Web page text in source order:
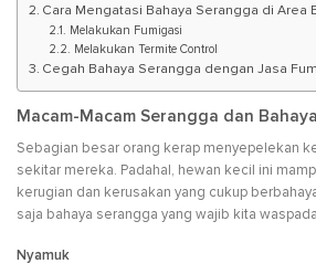
Cara Mengatasi Bahaya Serangga di Area
Melakukan Fumigasi
Melakukan Termite Control
Cegah Bahaya Serangga dengan Jasa
Macam-Macam Serangga dan Bahaya
Sebagian besar orang kerap menyepelekan
sekitar mereka. Padahal, hewan kecil ini
kerugian dan kerusakan yang cukup
saja bahaya serangga yang wajib kita
Nyamuk